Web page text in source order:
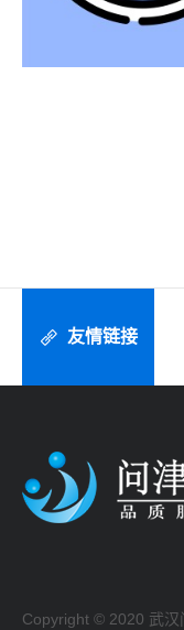
友情链接
Copyright © 2020 武